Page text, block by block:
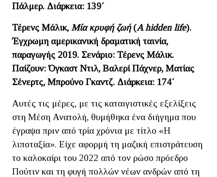
Πάλμερ. Διάρκεια: 139΄
Τέρενς Μάλικ, Μία κρυφή ζωή (Ahidden life).
Έγχρωμη αμερικανική δραματική ταινία,
παραγωγής 2019. Σενάριο: Τέρενς Μάλικ.
Παίζουν: Όγκαστ Ντιλ, Βαλερί Πάχνερ, Ματίας
Σένερτς, Μπρούνο Γκαντζ. Διάρκεια: 174΄
Αυτές τις μέρες, με τις καταιγιστικές εξελίξεις
στη Μέση Ανατολή, θυμήθηκα ένα διήγημα που
έγραψα πριν από τρία χρόνια με τίτλο «Η
λιποταξία». Είχε αφορμή τη μαζική επιστράτευση
το καλοκαίρι του 2022 από τον ρώσο πρόεδρο
Πούτιν και τη φυγή πολλών νέων ανδρών από τη